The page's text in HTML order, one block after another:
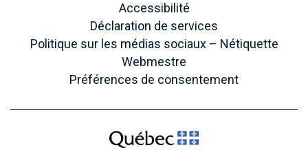
Accessibilité
Déclaration de services
Politique sur les médias sociaux – Nétiquette
Webmestre
Préférences de consentement